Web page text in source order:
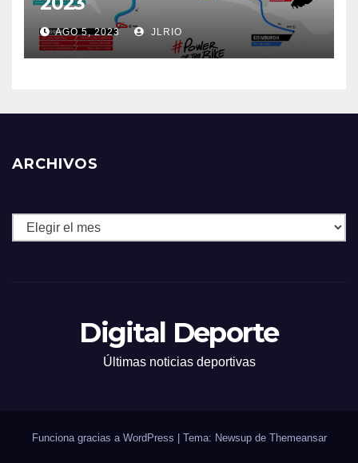
AGO 5, 2023 JLRIO
ARCHIVOS
Archivos
Digital Deporte
Últimas noticias deportivas
Funciona gracias a WordPress | Tema: Newsup de Themeansar